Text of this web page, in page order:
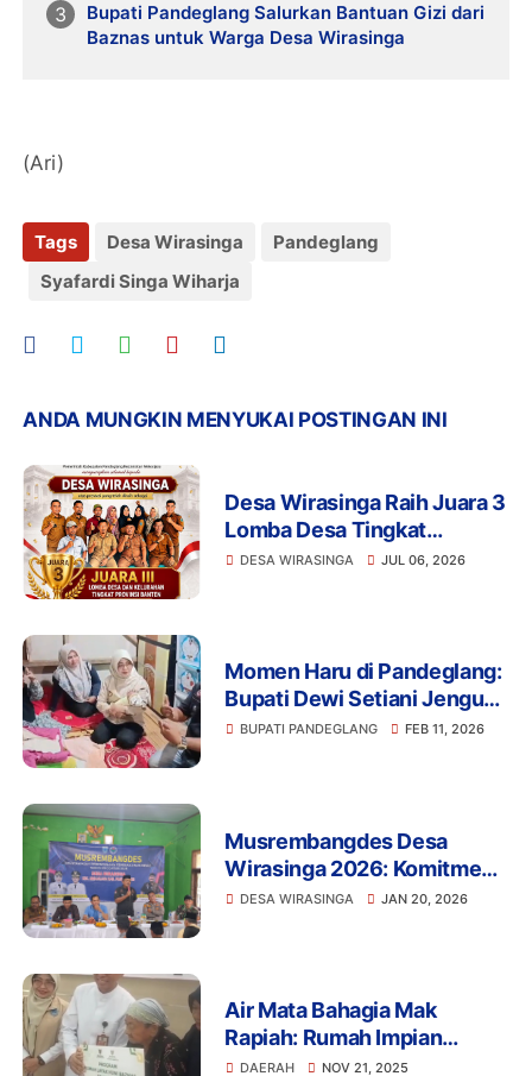
Bupati Pandeglang Salurkan Bantuan Gizi dari
Baznas untuk Warga Desa Wirasinga
(Ari)
Tags Desa Wirasinga
Pandeglang
Syafardi Singa Wiharja
ANDA MUNGKIN MENYUKAI POSTINGAN INI
Desa Wirasinga Raih Juara 3
Lomba Desa Tingkat
Provinsi Banten 2026,
DESA WIRASINGA JUL 06, 2026
Momen Haru di Pandeglang:
Bupati Dewi Setiani Jenguk
Bayi yang Lahir di Mobil
BUPATI PANDEGLANG FEB 11, 2026
Musrembangdes Desa
Wirasinga 2026: Komitmen
Pembangunan di Tengah
DESA WIRASINGA JAN 20, 2026
Air Mata Bahagia Mak
Rapiah: Rumah Impian
Terwujud Berkat Bantuan
DAERAH NOV 21, 2025